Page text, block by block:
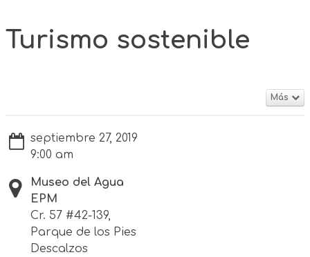
Turismo sostenible
Más
septiembre 27, 2019
9:00 am
Museo del Agua
EPM
Cr. 57 #42-139,
Parque de los Pies
Descalzos